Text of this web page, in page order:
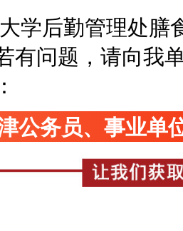
学后勤管理处膳
有问题，请向我
公务员、事业单